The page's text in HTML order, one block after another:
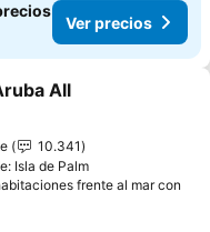
Ver precios
a favoritos
All
10.341
Isla de Palm
frente al mar con